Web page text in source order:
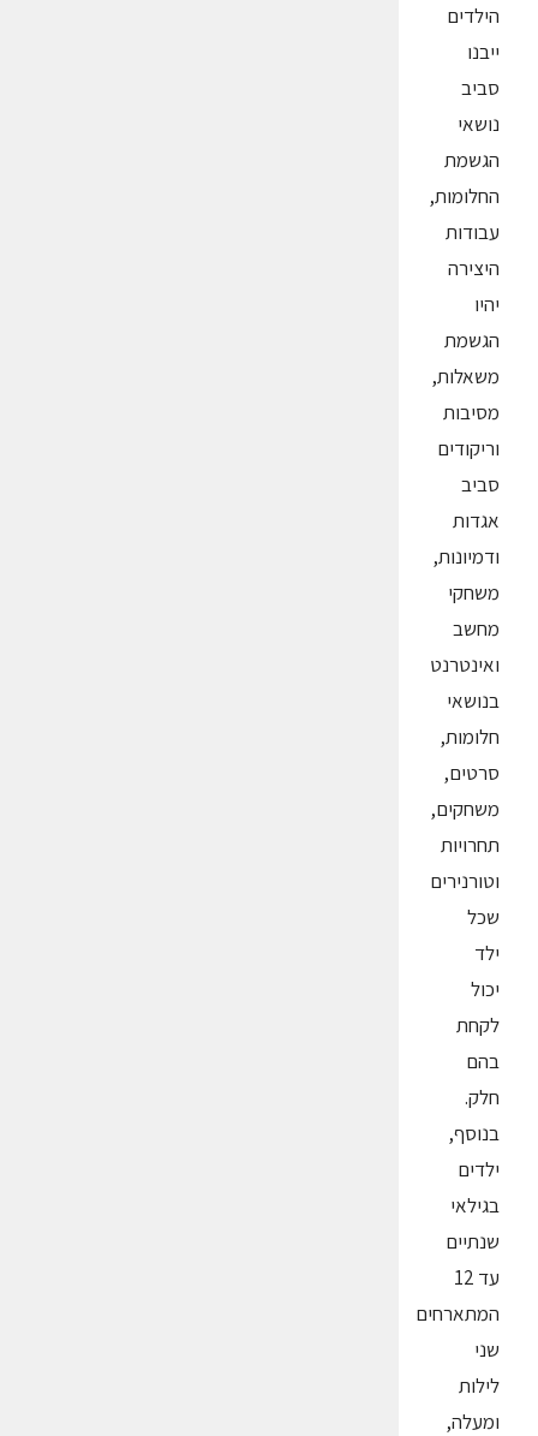
הילדים
ייבנו
סביב
נושאי
הגשמת
החלומות,
עבודות
היצירה
יהיו
הגשמת
משאלות,
מסיבות
וריקודים
סביב
אגדות
ודמיונות,
משחקי
מחשב
ואינטרנט
בנושאי
חלומות,
סרטים,
משחקים,
תחרויות
וטורנירים
שכל
ילד
יכול
לקחת
בהם
חלק.
בנוסף,
ילדים
בגילאי
שנתיים
עד 12
המתארחים
שני
לילות
ומעלה,